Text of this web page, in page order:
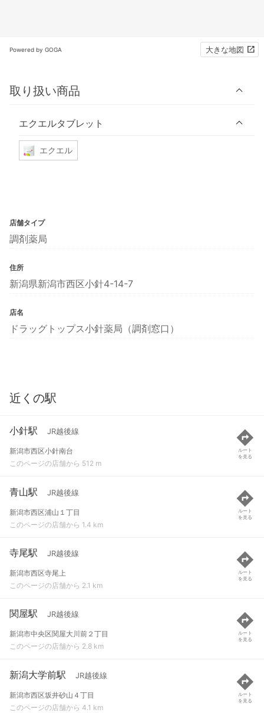
Powered by GOGA 大きな地図
取り扱い商品
エクエルタブレット
エクエル
店舗タイプ
調剤薬局
住所
新潟県新潟市西区小針4-14-7
店名
ドラッグトップス小針薬局（調剤窓口）
近くの駅
小針駅 JR越後線
新潟市西区小針南台
このページの店舗から 512 m
ルート
を見る
青山駅 JR越後線
新潟市西区浦山１丁目
このページの店舗から 1.4 km
ルート
を見る
寺尾駅 JR越後線
新潟市西区寺尾上
このページの店舗から 2.1 km
ルート
を見る
関屋駅 JR越後線
新潟市中央区関屋大川前２丁目
このページの店舗から 2.8 km
ルート
を見る
新潟大学前駅 JR越後線
新潟市西区坂井砂山４丁目
このページの店舗から 4.1 km
ルート
を見る